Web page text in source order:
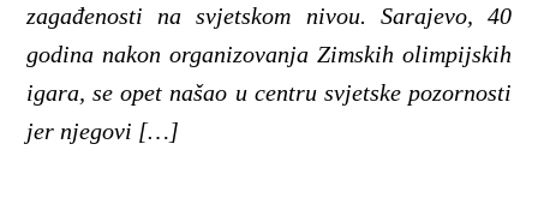
zagađenosti na svjetskom nivou. Sarajevo, 40
godina nakon organizovanja Zimskih olimpijskih
igara, se opet našao u centru svjetske pozornosti
jer njegovi […]